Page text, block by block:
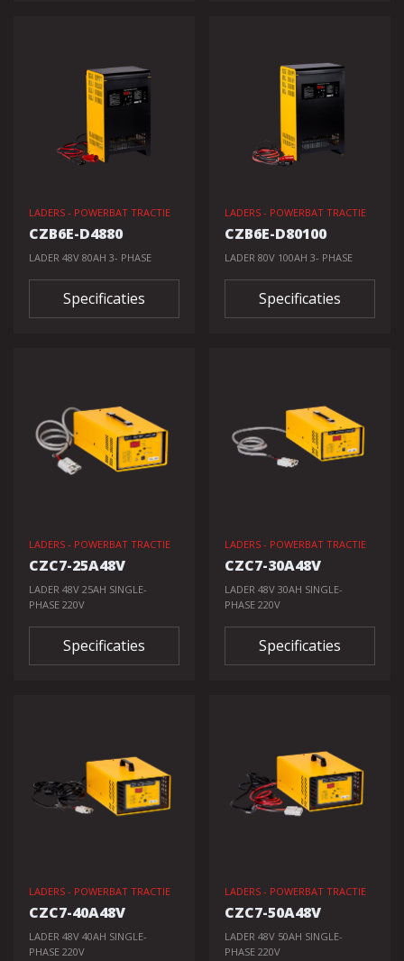
LADERS - POWERBAT TRACTIE
CZB6E-D4880
LADER 48V 80AH 3- PHASE
Specificaties
LADERS - POWERBAT TRACTIE
CZB6E-D80100
LADER 80V 100AH 3- PHASE
Specificaties
LADERS - POWERBAT TRACTIE
CZC7-25A48V
LADER 48V 25AH SINGLE-
PHASE 220V
Specificaties
LADERS - POWERBAT TRACTIE
CZC7-30A48V
LADER 48V 30AH SINGLE-
PHASE 220V
Specificaties
LADERS - POWERBAT TRACTIE
CZC7-40A48V
LADER 48V 40AH SINGLE-
PHASE 220V
LADERS - POWERBAT TRACTIE
CZC7-50A48V
LADER 48V 50AH SINGLE-
PHASE 220V